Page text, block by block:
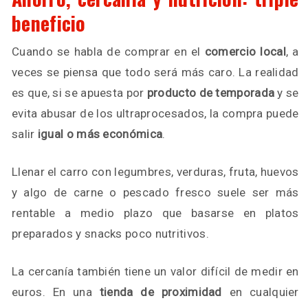
beneficio
Cuando se habla de comprar en el comercio local, a
veces se piensa que todo será más caro. La realidad
es que, si se apuesta por producto de temporada y se
evita abusar de los ultraprocesados, la compra puede
salir igual o más económica.
Llenar el carro con legumbres, verduras, fruta, huevos
y algo de carne o pescado fresco suele ser más
rentable a medio plazo que basarse en platos
preparados y snacks poco nutritivos.
La cercanía también tiene un valor difícil de medir en
euros. En una tienda de proximidad en cualquier